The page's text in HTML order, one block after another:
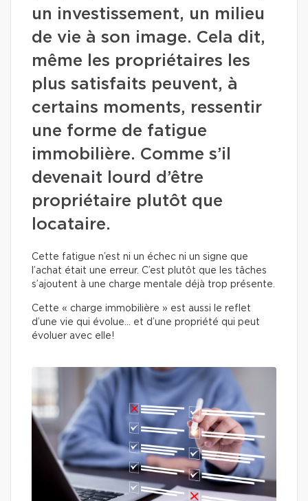
un investissement, un milieu
de vie à son image. Cela dit,
même les propriétaires les
plus satisfaits peuvent, à
certains moments, ressentir
une forme de fatigue
immobilière. Comme s’il
devenait lourd d’être
propriétaire plutôt que
locataire.
Cette fatigue n’est ni un échec ni un signe que
l’achat était une erreur. C’est plutôt que les tâches
s’ajoutent à une charge mentale déjà trop présente.
Cette « charge immobilière » est aussi le reflet
d’une vie qui évolue… et d’une propriété qui peut
évoluer avec elle!